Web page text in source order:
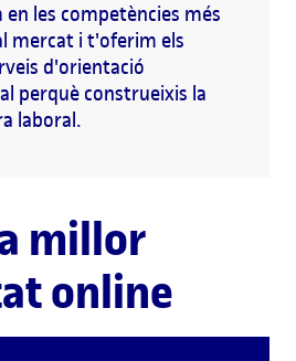
les competències més
mercat i t'oferim els
d'orientació
perquè construeixis la
laboral.
millor
online